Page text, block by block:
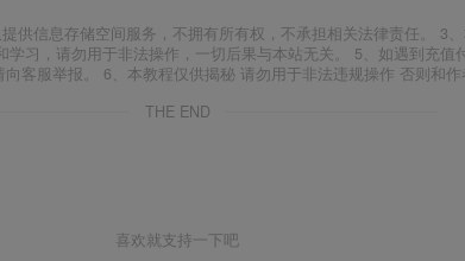
供信息存储空间服务，不拥有所有权，不承担相关法律责任。 3
习，请勿用于非法操作，一切后果与本站无关。 5、如遇到充
客服举报。 6、本教程仅供揭秘 请勿用于非法违规操作 否则和
THE END
喜欢就支持一下吧